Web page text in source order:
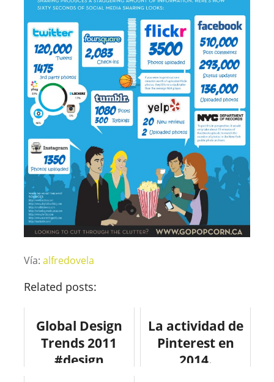
Vía: alfredovela
Related posts:
Global Design
Trends 2011
#design
La actividad de
Pinterest en
2014.